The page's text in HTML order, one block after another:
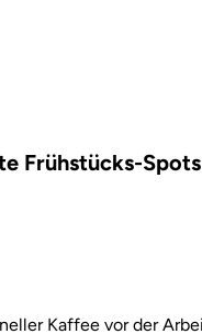
Frühstücks-
Kaffee vor der